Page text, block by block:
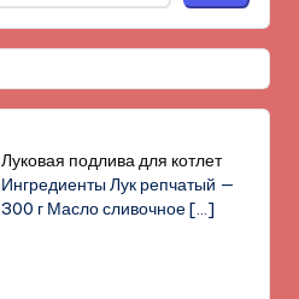
Луковая подлива для котлет
Ингредиенты Лук репчатый —
300 г Масло сливочное[…]